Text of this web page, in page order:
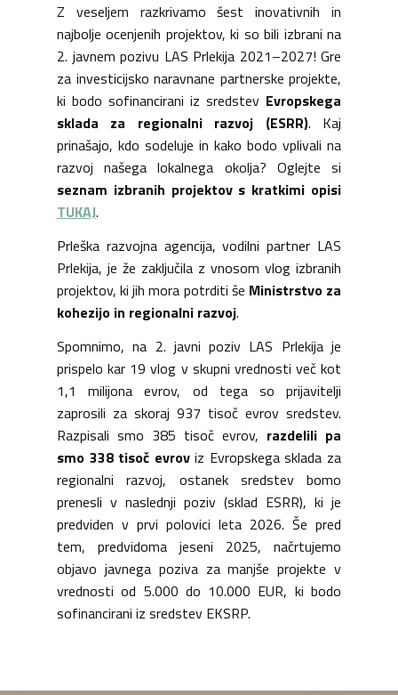
Z veseljem razkrivamo šest inovativnih in
najbolje ocenjenih projektov, ki so bili izbrani na
2. javnem pozivu LAS Prlekija 2021–2027! Gre
za investicijsko naravnane partnerske projekte,
ki bodo sofinancirani iz sredstev Evropskega
sklada za regionalni razvoj (ESRR). Kaj
prinašajo, kdo sodeluje in kako bodo vplivali na
razvoj našega lokalnega okolja? Oglejte si
seznam izbranih projektov s kratkimi opisi
TUKAJ.
Prleška razvojna agencija, vodilni partner LAS
Prlekija, je že zaključila z vnosom vlog izbranih
projektov, ki jih mora potrditi še Ministrstvo za
kohezijo in regionalni razvoj.
Spomnimo, na 2. javni poziv LAS Prlekija je
prispelo kar 19 vlog v skupni vrednosti več kot
1,1 milijona evrov, od tega so prijavitelji
zaprosili za skoraj 937 tisoč evrov sredstev.
Razpisali smo 385 tisoč evrov, razdelili pa
smo 338 tisoč evroviz Evropskega sklada za
regionalni razvoj, ostanek sredstev bomo
prenesli v naslednji poziv (sklad ESRR), ki je
predviden v prvi polovici leta 2026. Še pred
tem, predvidoma jeseni 2025, načrtujemo
objavo javnega poziva za manjše projekte v
vrednosti od 5.000 do 10.000 EUR, ki bodo
sofinancirani iz sredstev EKSRP.